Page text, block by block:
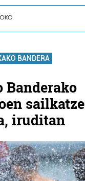
BANDERA
Banderako
sailkatze
iruditan